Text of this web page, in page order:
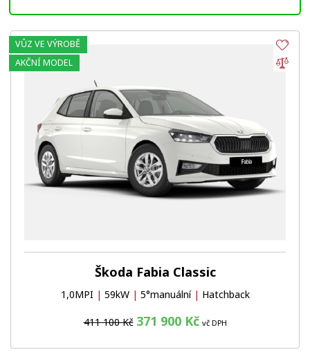
Škoda Fabia Classic
1,0MPI | 59kW | 5°manuální | Hatchback
411 100 Kč 371 900 Kč vč DPH
VŮZ VE VÝROBĚ
AKČNÍ MODEL